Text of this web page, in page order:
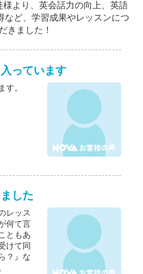
より、英会話力の向上、英語
ど、学習成果やレッスンにつ
きました！
っています
す。
した
レッス
何て言
ともあ
けて同
？』な